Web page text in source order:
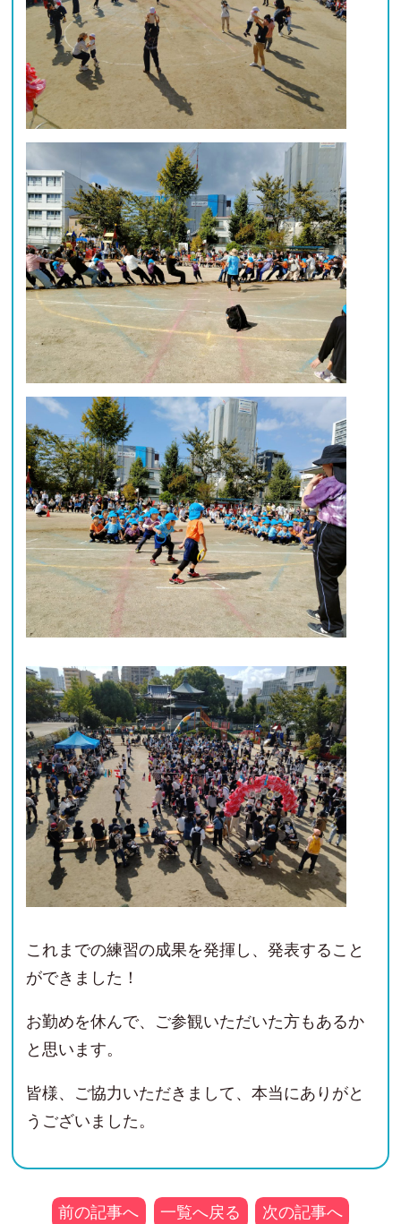
これまでの練習の成果を発揮し、発表すること
ができました！
お勤めを休んで、ご参観いただいた方もあるか
と思います。
皆様、ご協力いただきまして、本当にありがと
うございました。
前の記事へ 一覧へ戻る 次の記事へ